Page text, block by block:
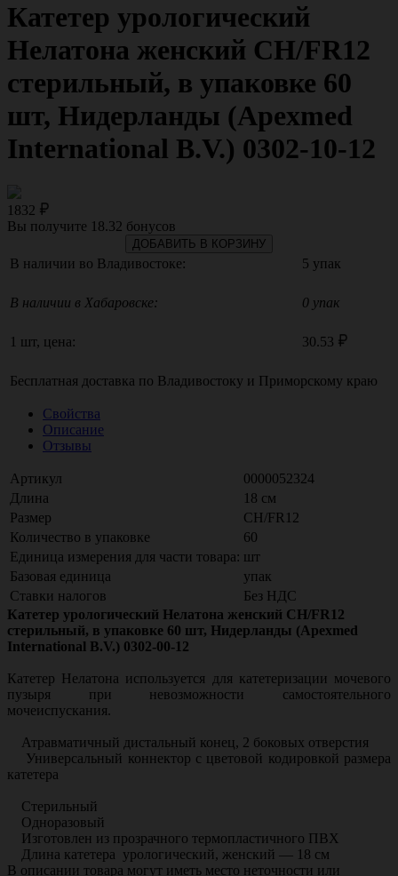
Катетер урологический
Нелатона женский СН/FR12
стерильный, в упаковке 60
шт, Нидерланды (Apexmed
International B.V.) 0302-10-12
1832
Вы получите 18.32 бонусов
ДОБАВИТЬ В КОРЗИНУ
В наличии во Владивостоке: 5 упак
В наличии в Хабаровске: 0 упак
1 шт, цена: 30.53
Бесплатная доставка по Владивостоку и Приморскому краю
Свойства
Описание
Отзывы
Артикул
0000052324
Длина
18 см
Размер
CH/FR12
Количество в упаковке
60
Единица измерения для части товара: шт
Базовая единица
упак
Ставки налогов
Без НДС
Катетер урологический Нелатона женский СН/FR12
стерильный, в упаковке 60 шт, Нидерланды (Apexmed
International B.V.) 0302-00-12
Катетер Нелатона используется для катетеризации мочевого
пузыря при невозможности самостоятельного
мочеиспускания.
Атравматичный дистальный конец, 2 боковых отверстия
Универсальный коннектор с цветовой кодировкой размера
катетера
Стерильный
Одноразовый
Изготовлен из прозрачного термопластичного ПВХ
Длина катетера урологический, женский — 18 см
В описании товара могут иметь место неточности или